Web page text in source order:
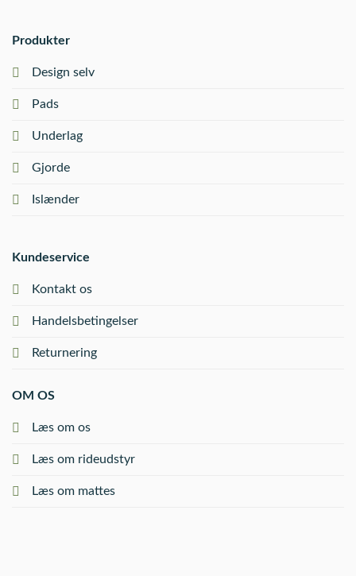
Produkter
Design selv
Pads
Underlag
Gjorde
Islænder
Kundeservice
Kontakt os
Handelsbetingelser
Returnering
OM OS
Læs om os
Læs om rideudstyr
Læs om mattes